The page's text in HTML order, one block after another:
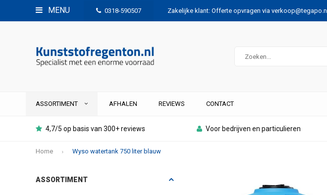
MENU 0318-590507 Zakelijke klant: Offerte opvragen via verkoop@tegapo.nl
ASSORTIMENT AFHALEN REVIEWS CONTACT
4,7/5 op basis van 300+ reviews Voor bedrijven en particulieren
Home Wyso watertank 750 liter blauw
ASSORTIMENT